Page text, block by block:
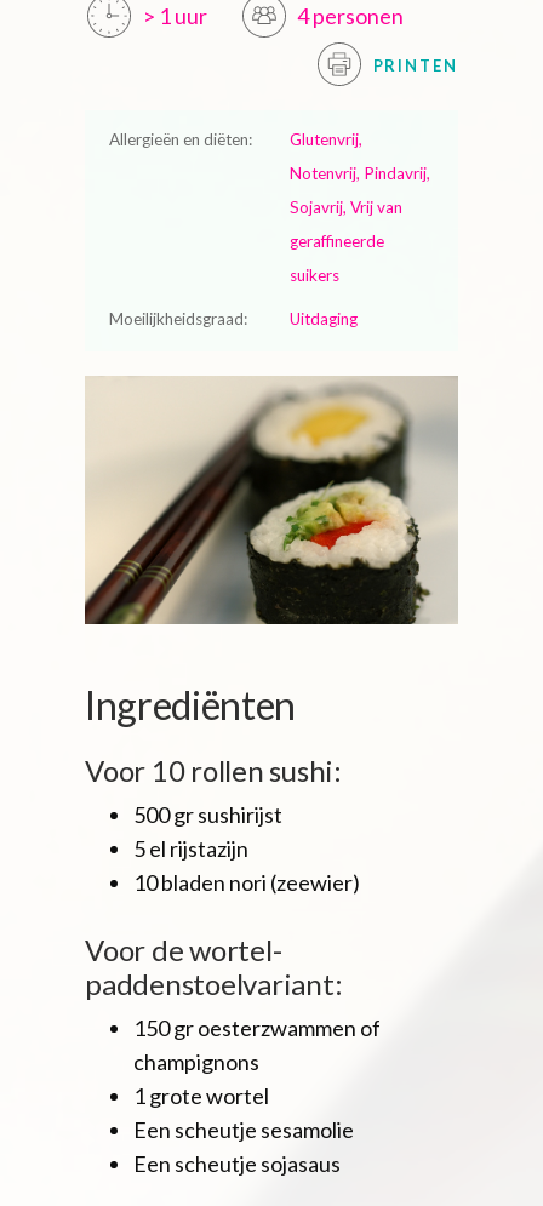
> 1 uur
4 personen
PRINTEN
Allergieën en diëten:
Glutenvrij,
Notenvrij, Pindavrij,
Sojavrij, Vrij van
geraffineerde
suikers
Moeilijkheidsgraad: Uitdaging
Ingrediënten
Voor 10 rollen sushi:
500 gr sushirijst
5 el rijstazijn
10 bladen nori (zeewier)
Voor de wortel-
paddenstoelvariant:
150 gr oesterzwammen of
champignons
1 grote wortel
Een scheutje sesamolie
Een scheutje sojasaus